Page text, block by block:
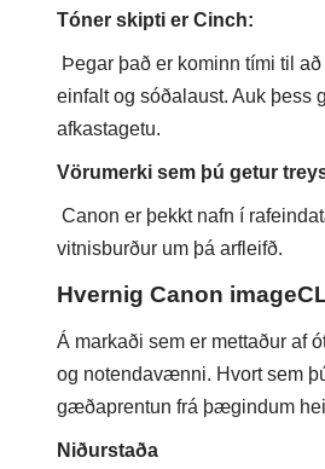
Tóner skipti er Cinch:
Þegar það er kominn tími til
einfalt og sóðalaust. Auk þess
afkastagetu.
Vörumerki sem þú getur
Canon er þekkt nafn í
vitnisburður um þá arfleifð.
Hvernig Canon
Á markaði sem er mettaður af
og notendavænni. Hvort sem
gæðaprentun frá þægindum
Niðurstaða